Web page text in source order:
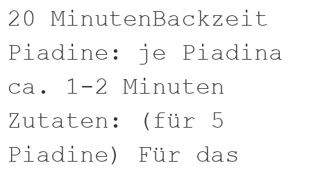
20 MinutenBackzeit
Piadine: je Piadina
ca. 1-2 Minuten
Zutaten: (für 5
Piadine) Für das